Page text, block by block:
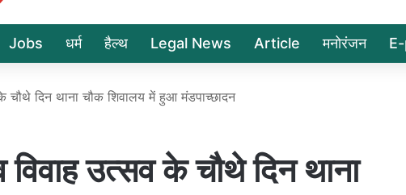
Jobs धर्म हैल्थ Legal News Article मनोरंजन
दिन थाना चौक शिवालय में हुआ मंडपाच्छादन
उत्सव के चौथे दिन थाना